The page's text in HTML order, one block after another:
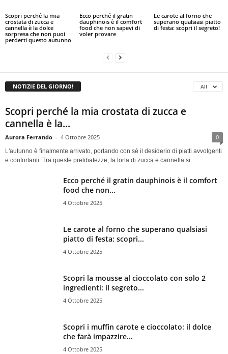
Scopri perché la mia
crostata di zucca e
cannella è la dolce
sorpresa che non puoi
perderti questo autunno
Ecco perché il gratin
dauphinois è il comfort
food che non sapevi di
voler provare
Le carote al forno che
superano qualsiasi piatto
di festa: scopri il segreto!
NOTIZIE DEL GIORNO! All
Scopri perché la mia crostata di zucca e
cannella è la...
Aurora Ferrando - 4 Ottobre 2025 0
L'autunno è finalmente arrivato, portando con sé il desiderio di piatti avvolgenti
e confortanti. Tra queste prelibatezze, la torta di zucca e cannella si...
Ecco perché il gratin dauphinois è il comfort
food che non...
4 Ottobre 2025
Le carote al forno che superano qualsiasi
piatto di festa: scopri...
4 Ottobre 2025
Scopri la mousse al cioccolato con solo 2
ingredienti: il segreto...
4 Ottobre 2025
Scopri i muffin carote e cioccolato: il dolce
che farà impazzire...
4 Ottobre 2025